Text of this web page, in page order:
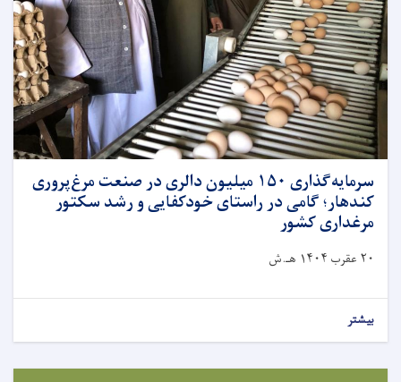
سرمایه‌گذاری ۱۵۰ میلیون دالری در صنعت مرغ‌پروری
کندهار؛ گامی در راستای خودکفایی و رشد سکتور
مرغداری کشور
۲۰ عقرب ۱۴۰۴ هـ.ش
بیشتر